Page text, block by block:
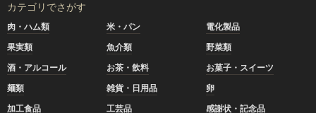
カテゴリでさがす
肉・ハム類 米・パン
電化製品
果実類
魚介類
野菜類
酒・アルコール
お茶・飲料
お菓子・スイーツ
麺類
雑貨・日用品
卵
加工食品
工芸品
感謝状・記念品